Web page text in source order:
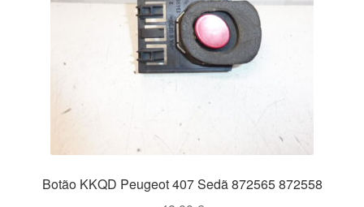
Botão KKQD Peugeot 407 Sedã 872565 872558